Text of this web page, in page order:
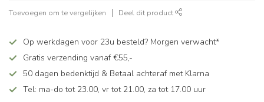
Toevoegen om te vergelijken Deel dit product
Op werkdagen voor 23u besteld? Morgen verwacht*
Gratis verzending vanaf €55,-
50 dagen bedenktijd & Betaal achteraf met Klarna
Tel: ma-do tot 23.00, vr tot 21.00, za tot 17.00 uur